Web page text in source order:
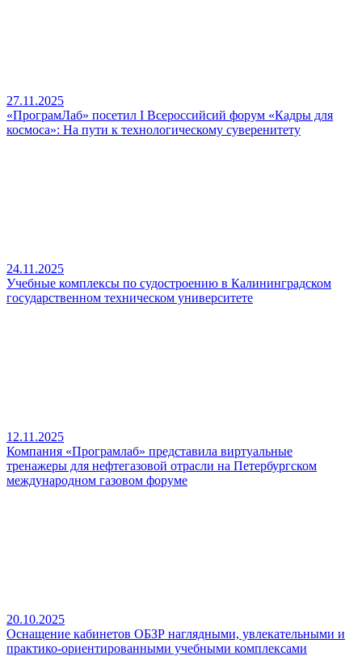
27.11.2025
«ПрограмЛаб» посетил I Всероссийсий форум «Кадры для
космоса»: На пути к технологическому суверенитету
24.11.2025
Учебные комплексы по судостроению в Калининградском
государственном техническом университете
12.11.2025
Компания «Програмлаб» представила виртуальные
тренажеры для нефтегазовой отрасли на Петербургском
международном газовом форуме
20.10.2025
Оснащение кабинетов ОБЗР наглядными, увлекательными и
практико‑ориентированными учебными комплексами